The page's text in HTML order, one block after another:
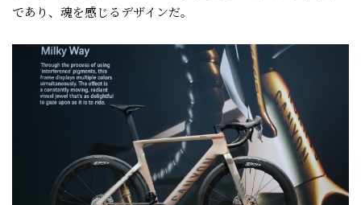
であり、魂を感じるデザインだ。